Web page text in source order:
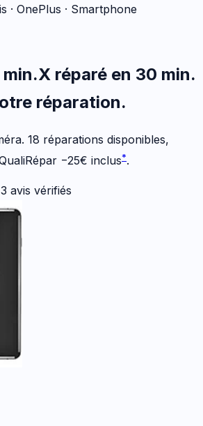
· OnePlus · Smartphone
.X réparé en 30 min.
réparation.
18 réparations disponibles,
−25€ inclus*.
avis vérifiés